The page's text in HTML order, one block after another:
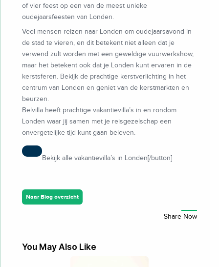
of vier feest op een van de meest unieke
oudejaarsfeesten van Londen.
Veel mensen reizen naar Londen om oudejaarsavond in
de stad te vieren, en dit betekent niet alleen dat je
verwend zult worden met een geweldige vuurwerkshow,
maar het betekent ook dat je Londen kunt ervaren in de
kerstsferen. Bekijk de prachtige kerstverlichting in het
centrum van Londen en geniet van de kerstmarkten en
beurzen.
Belvilla heeft prachtige vakantievilla’s in en rondom
Londen waar jij samen met je reisgezelschap een
onvergetelijke tijd kunt gaan beleven.
Bekijk alle vakantievilla’s in Londen[/button]
Naar Blog overzicht
You May Also Like